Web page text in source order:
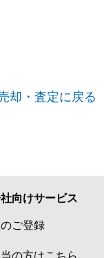
却・査定に戻る
向けサービス
ご登録
の方はこちら